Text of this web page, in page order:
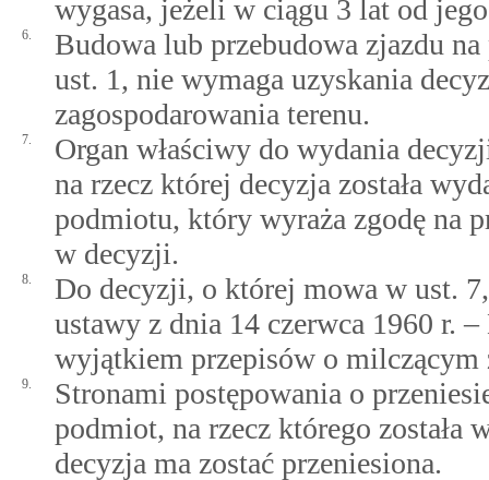
wygasa, jeżeli w ciągu 3 lat od
6.
Budowa lub przebudowa zjazdu
ust. 1, nie wymaga uzyskania
zagospodarowania terenu.
7.
Organ właściwy do wydania
na rzecz której decyzja została
podmiotu, który wyraża zgodę na
w decyzji.
8.
Do decyzji, o której mowa w ust.
ustawy z dnia 14 czerwca 1960 r.
wyjątkiem przepisów o milczącym
9.
Stronami postępowania o
podmiot, na rzecz którego została
decyzja ma zostać przeniesiona.